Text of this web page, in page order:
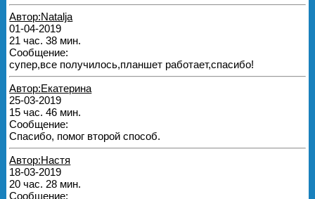
Автор:Natalja
01-04-2019
21 час. 38 мин.
Сообщение:
супер,все получилось,планшет работает,спасибо!
Автор:Екатерина
25-03-2019
15 час. 46 мин.
Сообщение:
Спасибо, помог второй способ.
Автор:Настя
18-03-2019
20 час. 28 мин.
Сообщение: